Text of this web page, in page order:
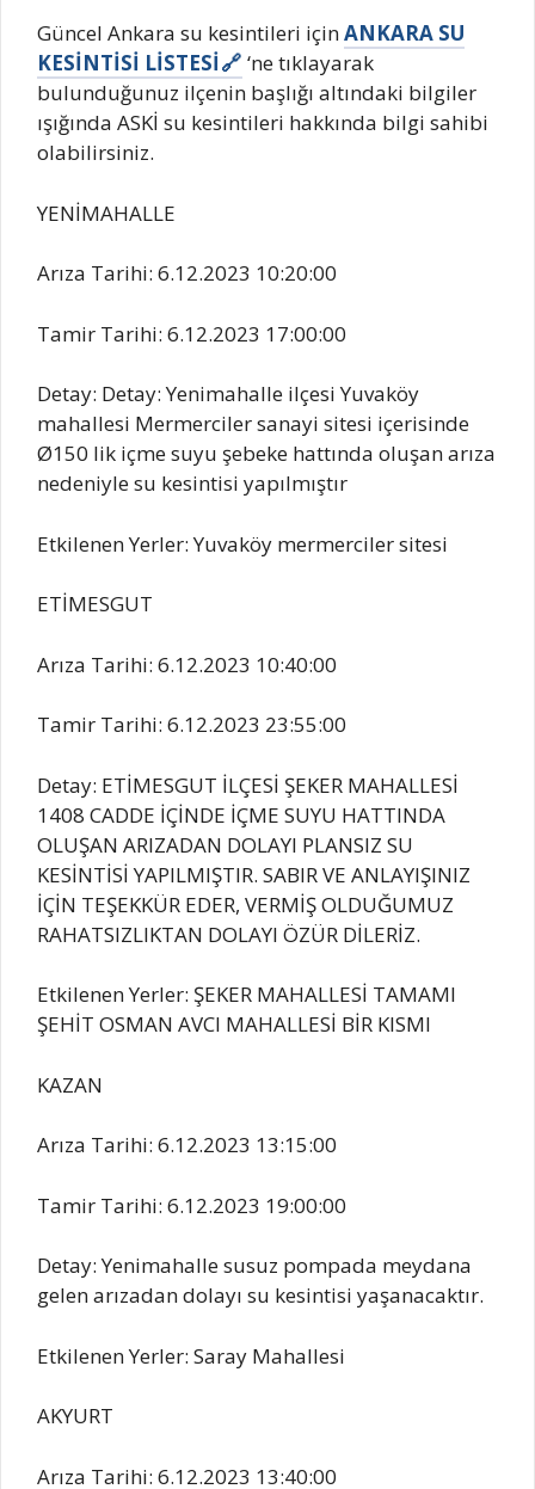
Güncel Ankara su kesintileri içinANKARA SU
KESİNTİSİ LİSTESİ
‘ne tıklayarak
bulunduğunuz ilçenin başlığı altındaki bilgiler
ışığında ASKİ su kesintileri hakkında bilgi sahibi
olabilirsiniz.
YENİMAHALLE
Arıza Tarihi: 6.12.2023 10:20:00
Tamir Tarihi: 6.12.2023 17:00:00
Detay: Detay: Yenimahalle ilçesi Yuvaköy
mahallesi Mermerciler sanayi sitesi içerisinde
Ø150 lik içme suyu şebeke hattında oluşan arıza
nedeniyle su kesintisi yapılmıştır
Etkilenen Yerler: Yuvaköy mermerciler sitesi
ETİMESGUT
Arıza Tarihi: 6.12.2023 10:40:00
Tamir Tarihi: 6.12.2023 23:55:00
Detay: ETİMESGUT İLÇESİ ŞEKER MAHALLESİ
1408 CADDE İÇİNDE İÇME SUYU HATTINDA
OLUŞAN ARIZADAN DOLAYI PLANSIZ SU
KESİNTİSİ YAPILMIŞTIR. SABIR VE ANLAYIŞINIZ
İÇİN TEŞEKKÜR EDER, VERMİŞ OLDUĞUMUZ
RAHATSIZLIKTAN DOLAYI ÖZÜR DİLERİZ.
Etkilenen Yerler: ŞEKER MAHALLESİ TAMAMI
ŞEHİT OSMAN AVCI MAHALLESİ BİR KISMI
KAZAN
Arıza Tarihi: 6.12.2023 13:15:00
Tamir Tarihi: 6.12.2023 19:00:00
Detay: Yenimahalle susuz pompada meydana
gelen arızadan dolayı su kesintisi yaşanacaktır.
Etkilenen Yerler: Saray Mahallesi
AKYURT
Arıza Tarihi: 6.12.2023 13:40:00